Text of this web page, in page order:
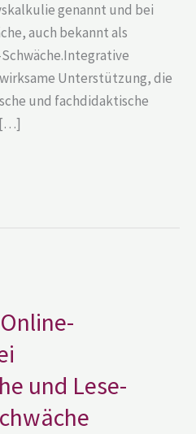
genannt und bei
auch bekannt als
Unterstützung, die
und fachdidaktische
[…]
und Lese-